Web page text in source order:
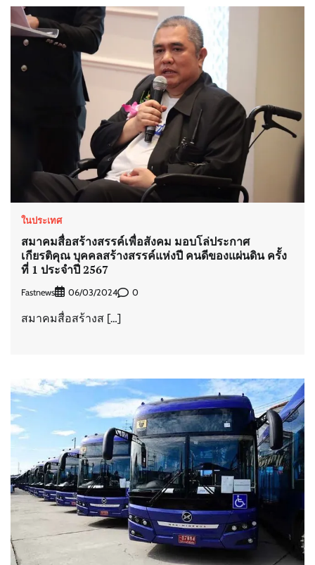
ในประเทศ
สมาคมสื่อสร้างสรรค์เพื่อสังคม มอบโล่ประกาศ
เกียรติคุณ บุคคลสร้างสรรค์แห่งปี คนดีของแผ่นดิน ครั้ง
ที่ 1 ประจำปี 2567
Fastnews 06/03/2024 0
สมาคมสื่อสร้างส […]